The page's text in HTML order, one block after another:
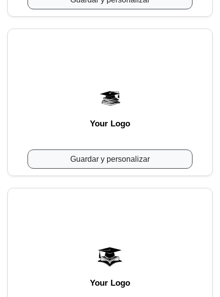
Your Logo
Guardar y personalizar
Your Logo